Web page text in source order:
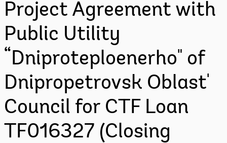
Project Agreement with
Public Utility
“Dniproteploenerho" of
Dnipropetrovsk Oblast'
Council for CTF Loan
TF016327 (Closing